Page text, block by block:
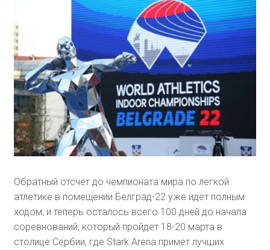
Обратный отсчет до чемпионата мира по легкой
атлетике в помещении Белград-22 уже идет полным
ходом, и теперь осталось всего 100 дней до начала
соревнований, который пройдет 18-20 марта в
столице Сербии, где Stark Arena примет лучших